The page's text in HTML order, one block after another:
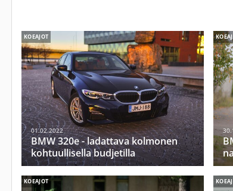
KOEAJOT
01.02.2022
BMW 320e - ladattava kolmonen
kohtuullisella budjetilla
KOEAJOT